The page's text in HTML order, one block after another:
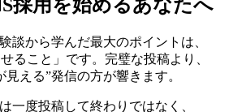
採用を始めるあなたへ
談から学んだ最大のポイントは、
ること」です。完璧な投稿より、
見える”発信の方が響きます。
一度投稿して終わりではなく、